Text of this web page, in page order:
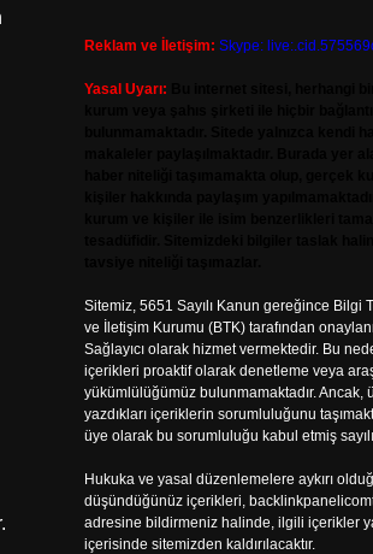
Reklam ve İletişim: Skype:
Yasal Uyarı:
Sitemiz, 5651 Sayılı Kanun gereğince Bilgi
ve İletişim Kurumu (BTK) tarafından
Sağlayıcı olarak hizmet vermektedir. Bu
içerikleri proaktif olarak denetleme veya
yükümlülüğümüz bulunmamaktadır. Ancak,
yazdıkları içeriklerin sorumluluğunu
üye olarak bu sorumluluğu kabul etmiş
Hukuka ve yasal düzenlemelere aykırı
düşündüğünüz içerikleri,
adresine bildirmeniz halinde, ilgili içerikler
içerisinde sitemizden kaldırılacaktır.